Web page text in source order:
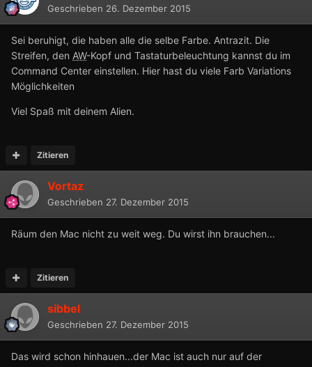
Geschrieben 26. Dezember 2015
Sei beruhigt, die haben alle die selbe Farbe. Antrazit. Die
Streifen, den AW-Kopf und Tastaturbeleuchtung kannst du im
Command Center einstellen. Hier hast du viele Farb Variations
Möglichkeiten
Viel Spaß mit deinem Alien.
Zitieren
Vortaz
Geschrieben 27. Dezember 2015
Räum den Mac nicht zu weit weg. Du wirst ihn brauchen...
Zitieren
sibbel
Geschrieben 27. Dezember 2015
Das wird schon hinhauen...der Mac ist auch nur auf der